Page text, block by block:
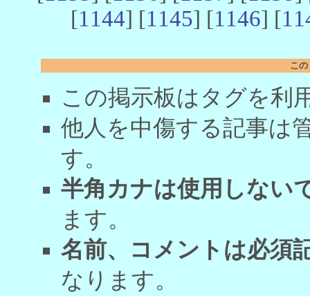
[1144] [1145] [1146] [
こ
この掲示板はタグを利
他人を中傷する記事は
す。
半角カナは使用しない
ます。
名前、コメントは必須
なります。